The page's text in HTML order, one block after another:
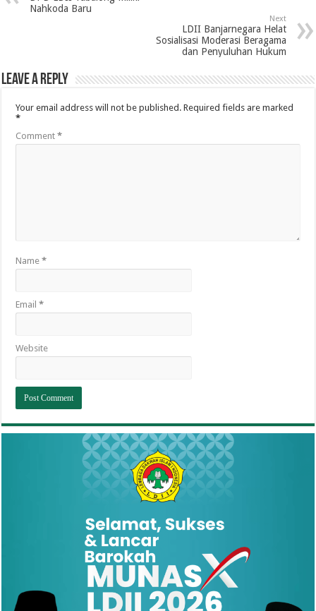
Nahkoda Baru
Next
LDII Banjarnegara Helat
Sosialisasi Moderasi Beragama
dan Penyuluhan Hukum
Leave a Reply
Your email address will not be published. Required fields are marked
*
Comment*
Name*
Email*
Website